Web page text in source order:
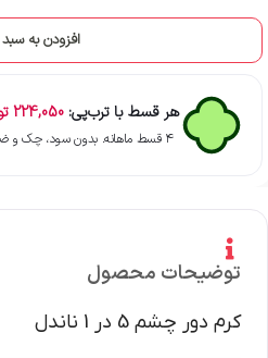
افزودن به
هر قسط با ترب‌پی: 224,050
۴ قسط ماهانه. بدون سود، چک و ضامن.
توضیحات محصول
کرم دور چشم 5 در 1 ناندل